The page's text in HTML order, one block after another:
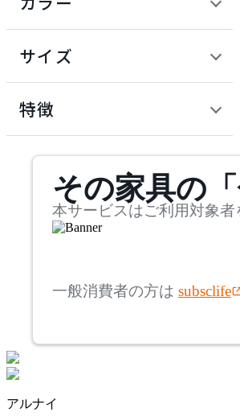
ARUNAi
アズマヤ
サイズ
mm
検索
~
~
特徴
その家具の
本サービスはご利用対象
一般消費者の方は subsclife
アルナイ